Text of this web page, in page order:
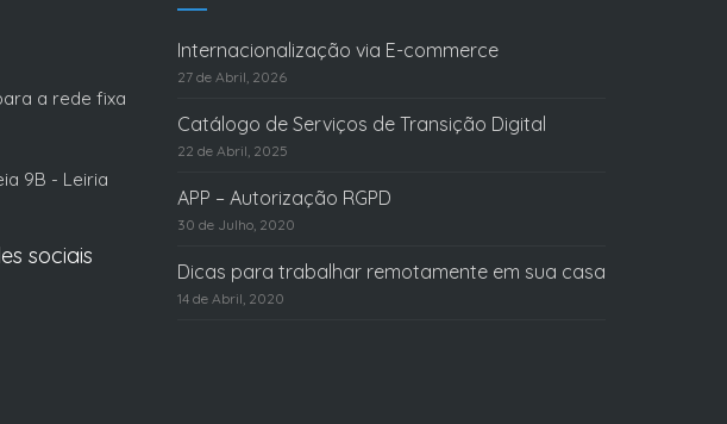
a rede fixa
9B - Leiria
sociais
Internacionalização via E-commerce
27 de Abril, 2026
Catálogo de Serviços de Transição Digital
22 de Abril, 2025
APP – Autorização RGPD
30 de Julho, 2020
Dicas para trabalhar remotamente em sua casa
14 de Abril, 2020